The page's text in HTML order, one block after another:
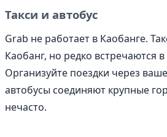
Такси и автобус
Grab не работает в Каобанге.
Каобанг, но редко встречаются в
Организуйте поездки через
автобусы соединяют крупные
нечасто.